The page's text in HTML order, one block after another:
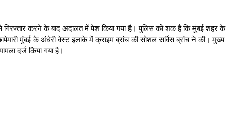
करने के बाद अदालत में पेश किया गया है। पुलिस को शक है कि मुंबई शहर के
मुंबई के अंधेरी वेस्ट इलाके में क्राइम ब्रांच की सोशल सर्विस ब्रांच ने की। मुख्य
दर्ज किया गया है।